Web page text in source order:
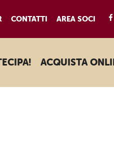
CONTATTI AREA SOCI
ACQUISTA